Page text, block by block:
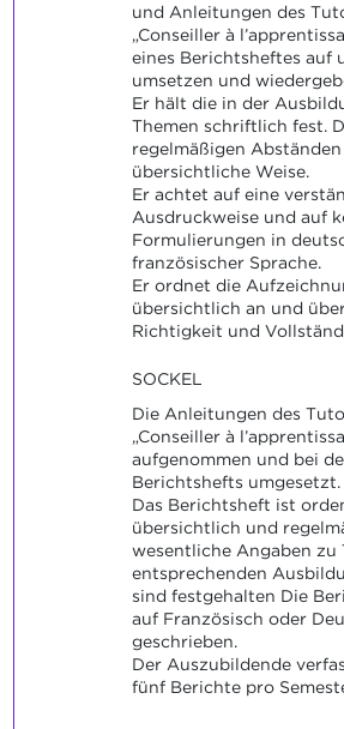
und Anleitungen des
„Conseiller à
eines Berichtsheftes auf
umsetzen und
Er hält die in der
Themen schriftlich fest.
regelmäßigen
übersichtliche Weise.
Er achtet auf eine
Ausdruckweise und auf
Formulierungen in
französischer Sprache.
Er ordnet die
übersichtlich an und
Richtigkeit und
SOCKEL
Die Anleitungen des
„Conseiller à
aufgenommen und bei
Berichtshefts umgesetzt.
Das Berichtsheft ist
übersichtlich und
wesentliche Angaben zu
entsprechenden
sind festgehalten Die
auf Französisch oder
geschrieben.
Der Auszubildende
fünf Berichte pro